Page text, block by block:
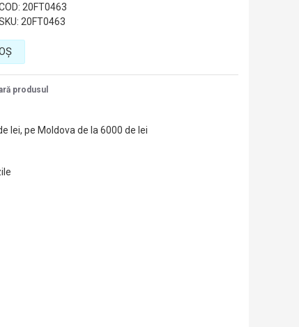
20FT0463
20FT0463
produsul
lei, pe Moldova de la 6000 de lei